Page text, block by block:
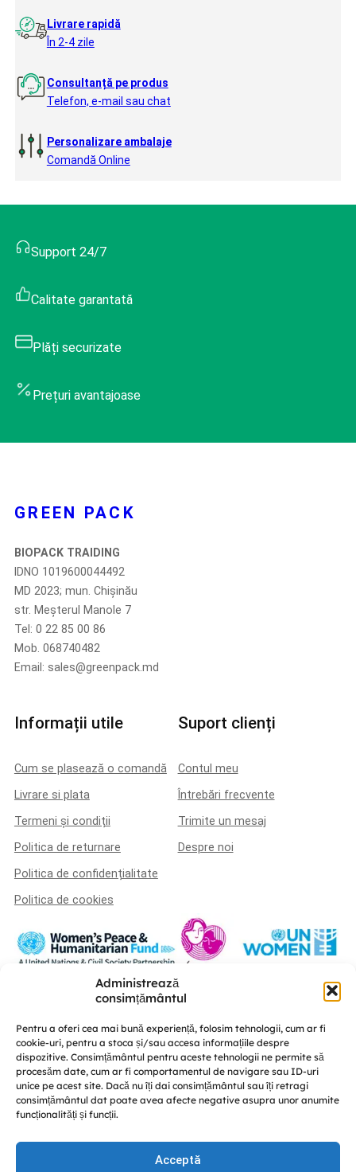
Administrează
consimțământul
Pentru a oferi cea mai bună experiență, folosim tehnologii, cum ar fi
cookie-uri, pentru a stoca și/sau accesa informațiile despre
dispozitive. Consimțământul pentru aceste tehnologii ne permite să
procesăm date, cum ar fi comportamentul de navigare sau ID-uri
unice pe acest site. Dacă nu îți dai consimțământul sau îți retragi
consimțământul dat poate avea afecte negative asupra unor anumite
funcționalități și funcții.
Acceptă
Livrare rapidă
În 2-4 zile
Consultanță pe produs
Telefon, e-mail sau chat
Personalizare ambalaje
Comandă Online
Support 24/7
Calitate garantată
Plăți securizate
Prețuri avantajoase
GREEN PACK
BIOPACK TRAIDING
IDNO 1019600044492
MD 2023; mun. Chișinău
str. Meșterul Manole 7
Tel: 0 22 85 00 86
Mob. 068740482
Email: sales@greenpack.md
Informații utile
Cum se plasează o comandă
Livrare si plata
Termeni și condiții
Politica de returnare
Politica de confidențialitate
Politica de cookies
Suport clienți
Contul meu
Întrebări frecvente
Trimite un mesaj
Despre noi
Această platformă a fost realizată în cadrul proiectului „U-POWER –
consolidare a păcii” este implementat de A.O. „Femei pentru Femei” în
parteneriat cu Centrul de educație nonformală „Diversitate” și CRISP –
Conflict Simulation, cu susținerea UN Women Moldova și finanțat de Fondul
Femeilor pentru Pace și Asistență Umanitară.
Discută cu noi